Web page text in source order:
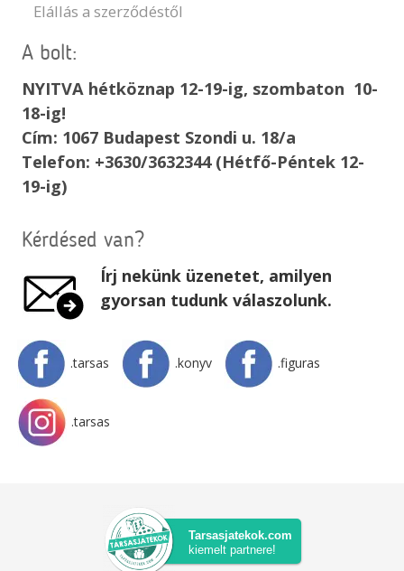
Elállás a szerződéstől
A bolt:
NYITVA hétköznap 12-19-ig, szombaton 10-
18-ig!
Cím: 1067 Budapest Szondi u. 18/a
Telefon: +3630/3632344 (Hétfő-Péntek 12-
19-ig)
Kérdésed van?
Írj nekünk üzenetet, amilyen
gyorsan tudunk válaszolunk.
.tarsas .konyv .figuras
.tarsas
Tarsasjatekok.com
kiemelt partnere!